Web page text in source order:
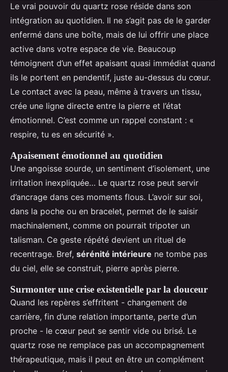
Le vrai pouvoir du quartz rose réside dans son
intégration au quotidien. Il ne s’agit pas de le garder
enfermé dans une boîte, mais de lui offrir une place
active dans votre espace de vie. Beaucoup
témoignent d’un effet apaisant quasi immédiat quand
ils le portent en pendentif, juste au-dessus du cœur.
Le contact avec la peau, même à travers un tissu,
crée une ligne directe entre la pierre et l’état
émotionnel. C’est comme un rappel constant : «
respire, tu es en sécurité ».
Apaisement émotionnel au quotidien
Une angoisse sourde, un sentiment d’isolement, une
irritation inexpliquée… Le quartz rose peut servir
d’ancrage dans ces moments flous. L’avoir sur soi,
dans la poche ou en bracelet, permet de le saisir
machinalement, comme on pourrait tripoter un
talisman. Ce geste répété devient un rituel de
recentrage. Bref, sérénité intérieure ne tombe pas
du ciel, elle se construit, pierre après pierre.
Surmonter une crise existentielle par la douceur
Quand les repères s’effritent - changement de
carrière, fin d’une relation importante, perte d’un
proche - le cœur peut se sentir vide ou brisé. Le
quartz rose ne remplace pas un accompagnement
thérapeutique, mais il peut en être un complément